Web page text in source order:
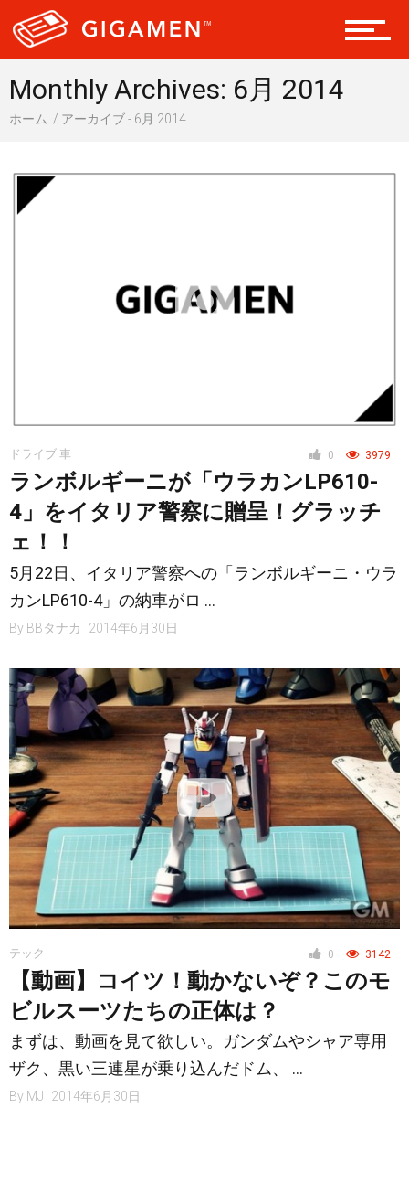
スマートフォン
Monthly Archives: 6月 2014
ホーム アーカイブ - 6月 2014
0 3979
ドライブ 車
ランボルギーニが「ウラカンLP610-
4」をイタリア警察に贈呈！グラッチ
ェ！！
5月22日、イタリア警察への「ランボルギーニ・ウラ
カンLP610-4」の納車がロ …
By BBタナカ 2014年6月30日
0 3142
テック
【動画】コイツ！動かないぞ？このモ
ビルスーツたちの正体は？
まずは、動画を見て欲しい。ガンダムやシャア専用
ザク、黒い三連星が乗り込んだドム、 …
By MJ 2014年6月30日